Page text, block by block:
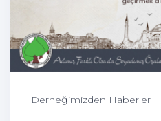
Derneğimizden Haberler